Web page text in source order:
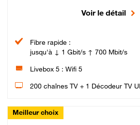
Voir le détail
Fibre rapide :
jusqu'à ↓ 1 Gbit/s ↑ 700 Mbit/s
Livebox 5 : Wifi 5
200 chaînes TV + 1 Décodeur TV
Meilleur choix